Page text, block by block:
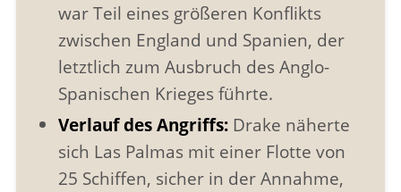
war Teil eines größeren Konflikts
zwischen England und Spanien, der
letztlich zum Ausbruch des Anglo-
Spanischen Krieges führte.
Verlauf des Angriffs:Drake näherte
sich Las Palmas mit einer Flotte von
25 Schiffen, sicher in der Annahme,